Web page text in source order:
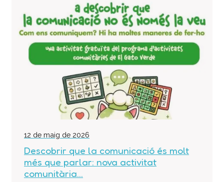
12 de maig de 2026
Descobrir que la comunicació és molt
més que parlar: nova activitat
comunitària...